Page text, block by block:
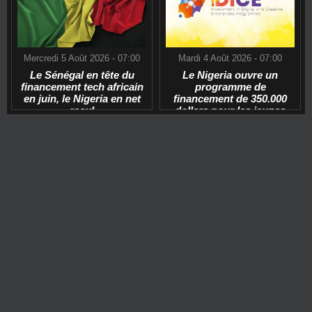
Mercredi 5 Août 2026 - 07:00
Le Sénégal en tête du
financement tech africain
en juin, le Nigeria en net
recul
Mardi 4 Août 2026 - 07:00
Le Nigeria ouvre un
programme de
financement de 350.000
dollars pour les jeunes